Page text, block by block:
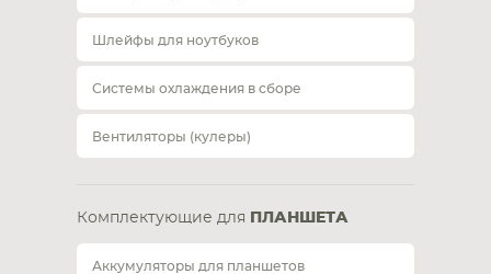
Шлейфы для ноутбуков
Системы охлаждения в сборе
Вентиляторы (кулеры)
Комплектующие для ПЛАНШЕТА
Аккумуляторы для планшетов